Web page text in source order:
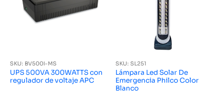
SKU: BV500I-MS
UPS 500VA 300WATTS con
regulador de voltaje APC
SKU: SL251
Lámpara Led Solar De
Emergencia Philco Color
Blanco